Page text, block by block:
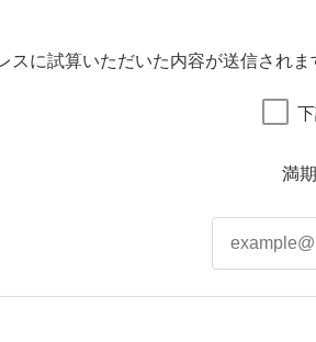
スに試算いただいた内容が送信されま
満